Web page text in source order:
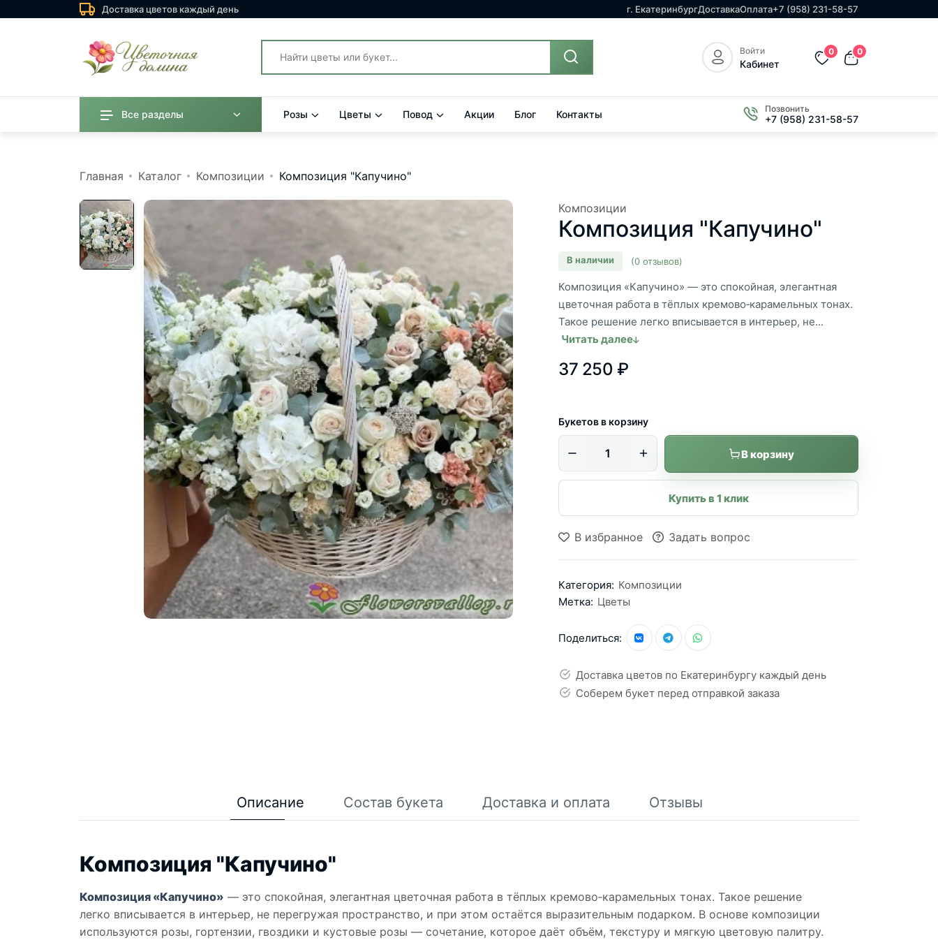
Доставка цветов каждый день г. ЕкатеринбургДоставкаОплата+7 (958) 231-58-57
Войти
Кабинет
0 0
Все разделы Розы Цветы Повод Акции Блог Контакты Позвонить
+7 (958) 231-58-57
Главная Каталог Композиции Композиция "Капучино"
Композиции
Композиция "Капучино"
В наличии (0 отзывов)
Композиция «Капучино» — это спокойная, элегантная
цветочная работа в тёплых кремово‑карамельных тонах.
Такое решение легко вписывается в интерьер, не...
Читать далее
37 250 ₽
Букетов в корзину
В корзину
Купить в 1 клик
В избранное Задать вопрос
Категория: Композиции
Метка: Цветы
Поделиться:
Доставка цветов по Екатеринбургу каждый день
Соберем букет перед отправкой заказа
Описание Состав букета Доставка и оплата Отзывы
Композиция "Капучино"
Композиция «Капучино» — это спокойная, элегантная цветочная работа в тёплых кремово‑карамельных тонах. Такое решение
легко вписывается в интерьер, не перегружая пространство, и при этом остаётся выразительным подарком. В основе композиции
используются розы, гортензии, гвоздики и кустовые розы — сочетание, которое даёт объём, текстуру и мягкую цветовую палитру.